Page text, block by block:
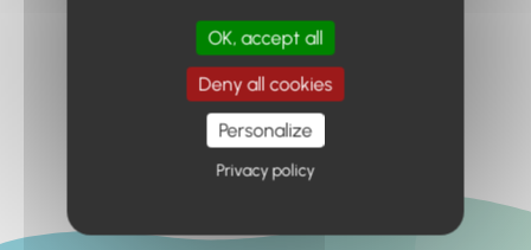
Retour à l'accueil
OK, accept all
Deny all cookies
Personalize
Privacy policy